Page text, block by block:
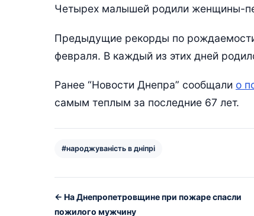
Четырех малышей родили женщины-
Предыдущие рекорды по
февраля. В каждый из этих дней
Ранее “Новости Днепра” сообщали о
самым теплым за последние 67 лет.
#народжуваність в дніпрі
← На Днепропетровщине при пожаре спасли
пожилого мужчину